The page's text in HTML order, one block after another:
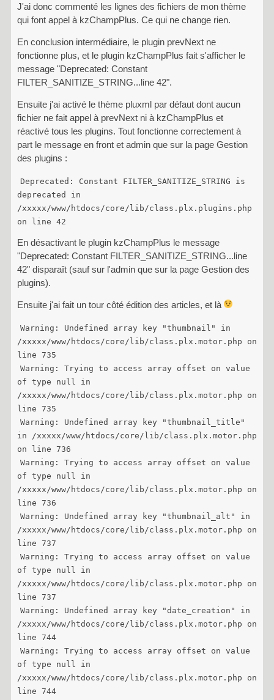
J'ai donc commenté les lignes des fichiers de mon thème
qui font appel à kzChampPlus. Ce qui ne change rien.
En conclusion intermédiaire, le plugin prevNext ne
fonctionne plus, et le plugin kzChampPlus fait s'afficher le
message "Deprecated: Constant
FILTER_SANITIZE_STRING...line 42".
Ensuite j'ai activé le thème pluxml par défaut dont aucun
fichier ne fait appel à prevNext ni à kzChampPlus et
réactivé tous les plugins. Tout fonctionne correctement à
part le message en front et admin que sur la page Gestion
des plugins :
Deprecated: Constant FILTER_SANITIZE_STRING is
deprecated in
/xxxxx/www/htdocs/core/lib/class.plx.plugins.php
on line 42
En désactivant le plugin kzChampPlus le message
"Deprecated: Constant FILTER_SANITIZE_STRING...line
42" disparaît (sauf sur l'admin que sur la page Gestion des
plugins).
Ensuite j'ai fait un tour côté édition des articles, et là
Warning: Undefined array key "thumbnail" in
/xxxxx/www/htdocs/core/lib/class.plx.motor.php on
line 735
Warning: Trying to access array offset on value
of type null in
/xxxxx/www/htdocs/core/lib/class.plx.motor.php on
line 735
Warning: Undefined array key "thumbnail_title"
in /xxxxx/www/htdocs/core/lib/class.plx.motor.php
on line 736
Warning: Trying to access array offset on value
of type null in
/xxxxx/www/htdocs/core/lib/class.plx.motor.php on
line 736
Warning: Undefined array key "thumbnail_alt" in
/xxxxx/www/htdocs/core/lib/class.plx.motor.php on
line 737
Warning: Trying to access array offset on value
of type null in
/xxxxx/www/htdocs/core/lib/class.plx.motor.php on
line 737
Warning: Undefined array key "date_creation" in
/xxxxx/www/htdocs/core/lib/class.plx.motor.php on
line 744
Warning: Trying to access array offset on value
of type null in
/xxxxx/www/htdocs/core/lib/class.plx.motor.php on
line 744